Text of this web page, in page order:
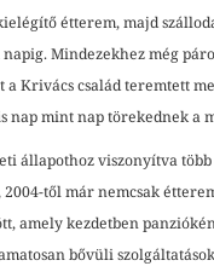
étterem, majd
Mindezekhez még
Krivács család teremtett
nap mint nap törekednek a
állapothoz viszonyítva
től már nemcsak
amely kezdetben
bővüli